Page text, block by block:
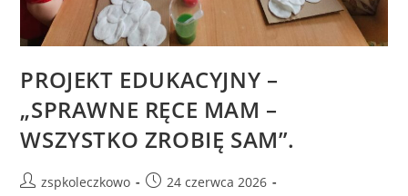
PROJEKT EDUKACYJNY –
„SPRAWNE RĘCE MAM –
WSZYSTKO ZROBIĘ SAM”.
zspkoleczkowo
24 czerwca 2026